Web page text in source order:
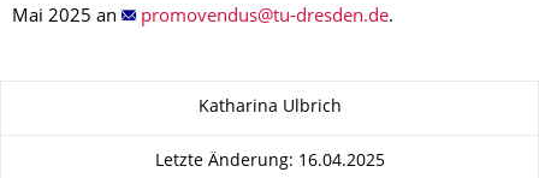
Mai 2025 an
.
Katharina Ulbrich
Letzte Änderung: 16.04.2025